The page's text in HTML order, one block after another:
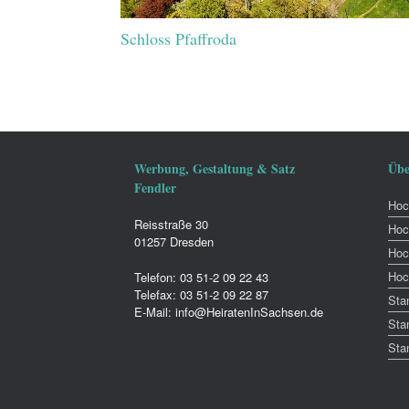
Schloss Pfaffroda
Werbung, Gestaltung & Satz
Fendler
Reisstraße 30
01257 Dresden
Telefon: 03 51-2 09 22 43
Telefax: 03 51-2 09 22 87
E-Mail: info@HeiratenInSachsen.de